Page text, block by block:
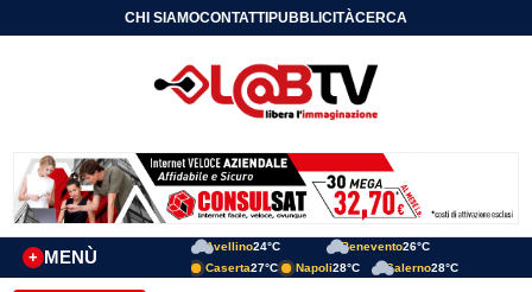
CHI SIAMOCONTATTIPUBBLICITÀCERCA
MENÙ
+
Avellino24°C Benevento26°C
Caserta27°C Napoli28°C Salerno28°C